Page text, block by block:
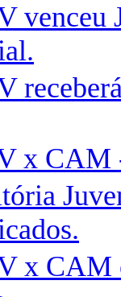
venceu
x CAM
x CAM